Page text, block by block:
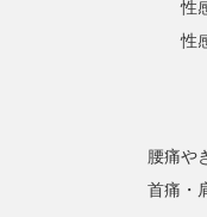
性
性
腰痛や
首痛・